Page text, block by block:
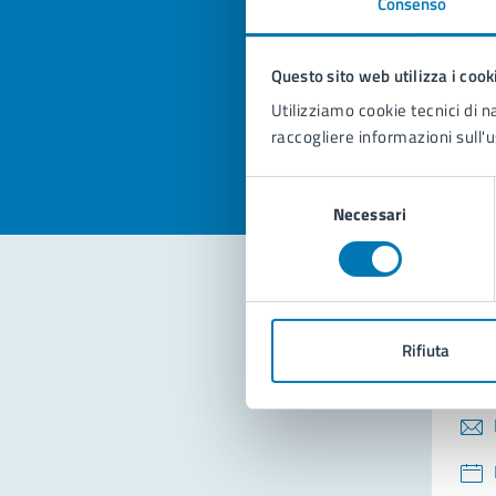
Questo sito web utilizza i
Utilizziamo cookie tecnici di
raccogliere informazioni
consenso
Necessari
Rifiuta